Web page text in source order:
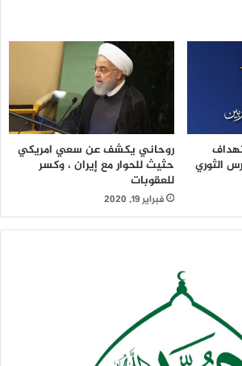
الثوري
روحاني يكشف عن سعي امريكي
حثيث للحوار مع إيران ، وكسر
للعقوبات
فبراير 19, 2020